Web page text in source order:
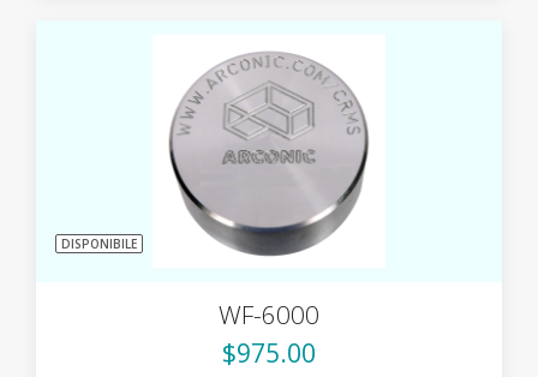
DISPONIBILE
WF-6000
$975.00